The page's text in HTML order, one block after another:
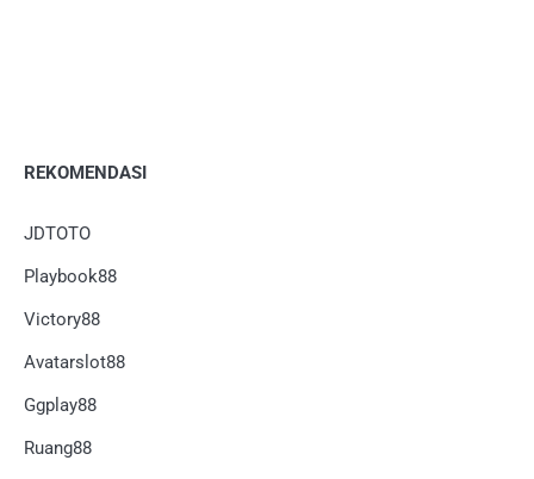
REKOMENDASI
JDTOTO
Playbook88
Victory88
Avatarslot88
Ggplay88
Ruang88